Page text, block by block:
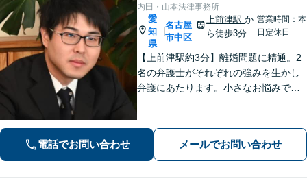
内田・山本法律事務所
愛
知
県
|
名古屋
市中区
上前津駅か
ら徒歩3分
営業時間：本
日定休日
【上前津駅約3分】離婚問題に精通。2
名の弁護士がそれぞれの強みを生かし
弁護にあたります。小さなお悩みで
イスを行います！【初回相談無料】
電話でお問い合わせ メールでお問い合わせ